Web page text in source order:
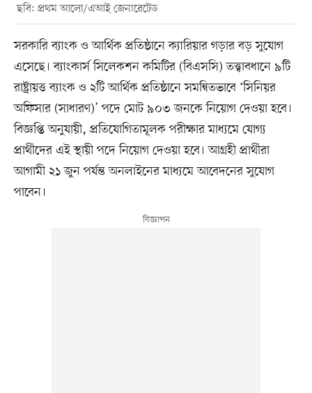
ছবি: প্রথম আলো/এআই জেনারেটেড
সরকারি ব্যাংক ও আর্থিক প্রতিষ্ঠানে ক্যারিয়ার গড়ার বড় সুযোগ
এসেছে। ব্যাংকার্স সিলেকশন কমিটির (বিএসসি) তত্ত্বাবধানে ৯টি
রাষ্ট্রায়ত্ত ব্যাংক ও ২টি আর্থিক প্রতিষ্ঠানে সমন্বিতভাবে ‘সিনিয়র
অফিসার (সাধারণ)’ পদে মোট ৯০৩ জনকে নিয়োগ দেওয়া হবে।
বিজ্ঞপ্তি অনুযায়ী, প্রতিযোগিতামূলক পরীক্ষার মাধ্যমে যোগ্য
প্রার্থীদের এই স্থায়ী পদে নিয়োগ দেওয়া হবে। আগ্রহী প্রার্থীরা
আগামী ২১ জুন পর্যন্ত অনলাইনের মাধ্যমে আবেদনের সুযোগ
পাবেন।